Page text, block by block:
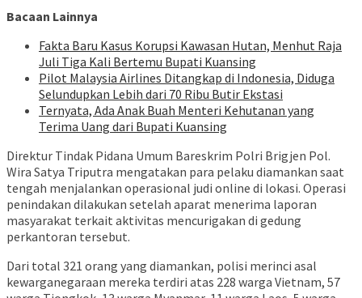
Bacaan Lainnya
Fakta Baru Kasus Korupsi Kawasan Hutan, Menhut Raja
Juli Tiga Kali Bertemu Bupati Kuansing
Pilot Malaysia Airlines Ditangkap di Indonesia, Diduga
Selundupkan Lebih dari 70 Ribu Butir Ekstasi
Ternyata, Ada Anak Buah Menteri Kehutanan yang
Terima Uang dari Bupati Kuansing
Direktur Tindak Pidana Umum Bareskrim Polri Brigjen Pol.
Wira Satya Triputra mengatakan para pelaku diamankan saat
tengah menjalankan operasional judi online di lokasi. Operasi
penindakan dilakukan setelah aparat menerima laporan
masyarakat terkait aktivitas mencurigakan di gedung
perkantoran tersebut.
Dari total 321 orang yang diamankan, polisi merinci asal
kewarganegaraan mereka terdiri atas 228 warga Vietnam, 57